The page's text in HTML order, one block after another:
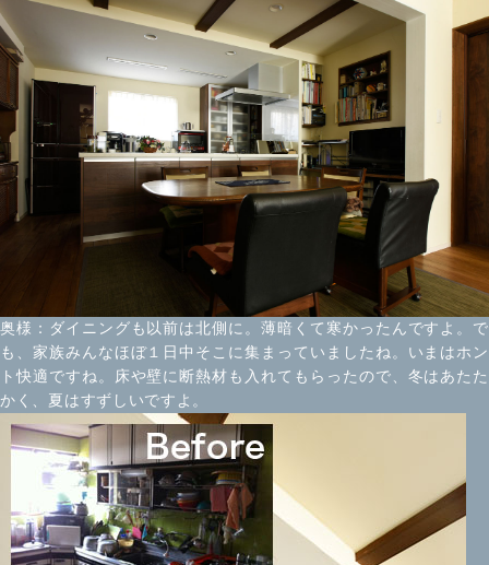
奥様：ダイニングも以前は北側に。薄暗くて寒かったんですよ。で
も、家族みんなほぼ１日中そこに集まっていましたね。いまはホン
ト快適ですね。床や壁に断熱材も入れてもらったので、冬はあたた
かく、夏はすずしいですよ。